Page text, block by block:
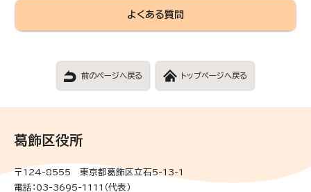
よくある質問
前のページへ戻る トップページへ戻る
葛飾区役所
〒124-8555 東京都葛飾区立石5-13-1
電話：03-3695-1111（代表）